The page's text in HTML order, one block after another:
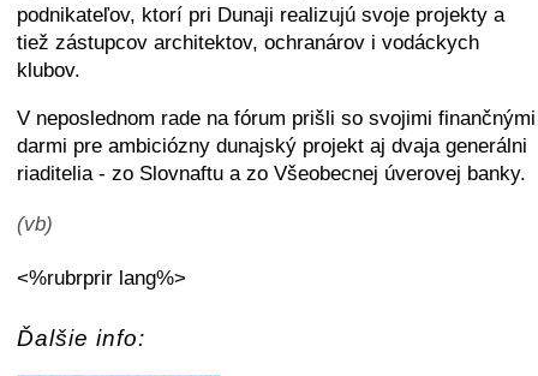
podnikateľov, ktorí pri Dunaji realizujú svoje projekty a
tiež zástupcov architektov, ochranárov i vodáckych
klubov.
V neposlednom rade na fórum prišli so svojimi finančnými
darmi pre ambiciózny dunajský projekt aj dvaja generálni
riaditelia - zo Slovnaftu a zo Všeobecnej úverovej banky.
(vb)
<%rubrprir lang%>
Ďalšie info: